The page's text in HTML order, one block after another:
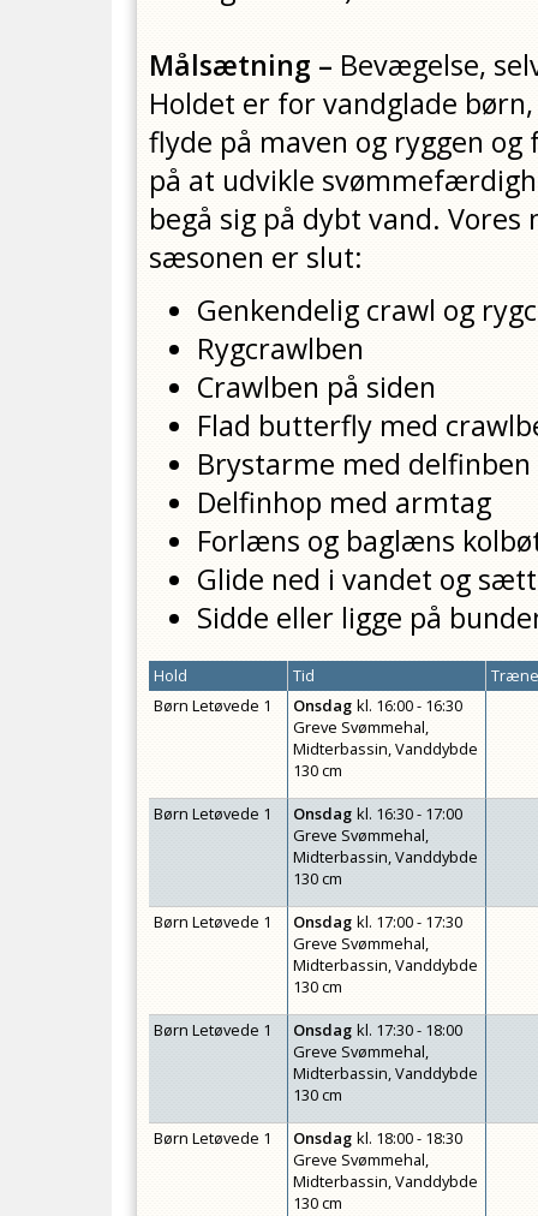
Målsætning – Bevægelse,
Holdet er for vandglade
flyde på maven og ryggen
på at udvikle
begå sig på dybt vand.
sæsonen er slut:
Genkendelig crawl og
Rygcrawlben
Crawlben på siden
Flad butterfly med
Brystarme med delfinben
Delfinhop med armtag
Forlæns og baglæns
Glide ned i vandet og
Sidde eller ligge på
Hold Tid
Børn Letøvede 1
Onsdag kl. 16:00 - 16:30
Greve Svømmehal,
Midterbassin, Vanddybde
130 cm
Børn Letøvede 1
Onsdag kl. 16:30 - 17:00
Greve Svømmehal,
Midterbassin, Vanddybde
130 cm
Børn Letøvede 1
Onsdag kl. 17:00 - 17:30
Greve Svømmehal,
Midterbassin, Vanddybde
130 cm
Børn Letøvede 1
Onsdag kl. 17:30 - 18:00
Greve Svømmehal,
Midterbassin, Vanddybde
130 cm
Børn Letøvede 1
Onsdag kl. 18:00 - 18:30
Greve Svømmehal,
Midterbassin, Vanddybde
130 cm